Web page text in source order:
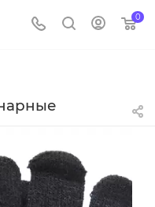
0